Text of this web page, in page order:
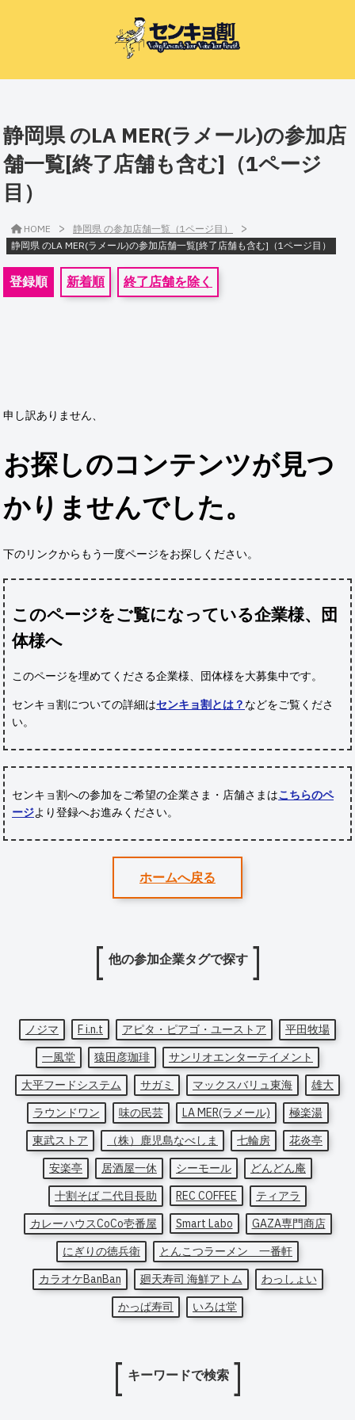
静岡県 のLA MER(ラメール)の参加店
舗一覧[終了店舗も含む]（1ページ
目）
HOME > 静岡県 の参加店舗一覧（1ページ目） >
静岡県 のLA MER(ラメール)の参加店舗一覧[終了店舗も含む]（1ページ目）
登録順 新着順 終了店舗を除く
申し訳ありません、
お探しのコンテンツが見つ
かりませんでした。
下のリンクからもう一度ページをお探しください。
このページをご覧になっている企業様、団
体様へ
このページを埋めてくださる企業様、団体様を大募集中です。
センキョ割についての詳細はセンキョ割とは？ などをご覧くださ
い。
センキョ割への参加をご希望の企業さま・店舗さまはこちらのペ
ージより登録へお進みください。
ホームへ戻る
他の参加企業タグで探す
ノジマ F i.n.t アピタ・ピアゴ・ユーストア
平田牧場
一風堂
猿田彦珈琲
サンリオエンターテイメント
大平フードシステム
サガミ マックスバリュ東海
雄大
ラウンドワン
味の民芸 LA MER(ラメール)
極楽湯
東武ストア
（株）鹿児島なべしま 七輪房
花炎亭
安楽亭
居酒屋一休 シーモール
どんどん庵
十割そば 二代目長助
REC COFFEE
ティアラ
カレーハウスCoCo壱番屋
Smart Labo
GAZA専門商店
にぎりの徳兵衛
とんこつラーメン 一番軒
カラオケBanBan
廻天寿司 海鮮アトム
わっしょい
かっぱ寿司
いろは堂
キーワードで検索